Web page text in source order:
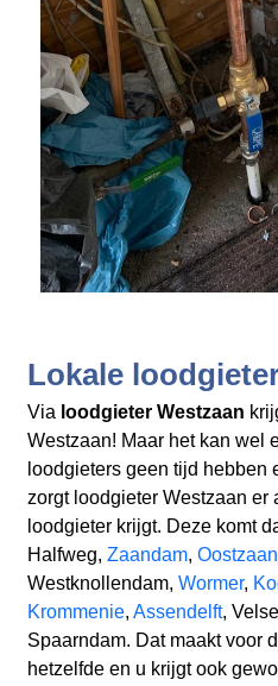
Lokale
Via loodgieter Westzaan
Westzaan! Maar het kan wel
loodgieters geen tijd hebben
zorgt loodgieter Westzaan er
loodgieter krijgt. Deze komt
Halfweg, Zaandam, Oostzaan
Westknollendam, Wormer,
Krommenie, Assendelft,
Spaarndam. Dat maakt voor
hetzelfde en u krijgt ook